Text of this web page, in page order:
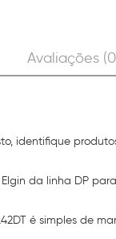
Avaliações
identifique
da linha DP
é simples de